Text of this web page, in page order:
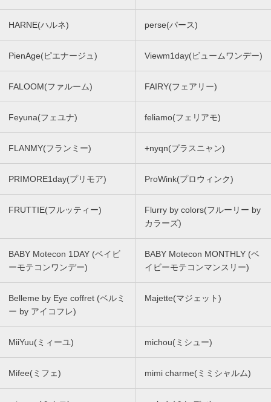
HARNE(ハルネ) perse(パース)
PienAge(ピエナージュ) Viewm1day(ビュームワンデー)
FALOOM(ファルーム) FAIRY(フェアリー)
Feyuna(フェユナ) feliamo(フェリアモ)
FLANMY(フランミー) +nyqn(プラスニャン)
PRIMORE1day(プリモア) ProWink(プロウィンク)
FRUTTIE(フルッティー)
Flurry by colors(フルーリー by
カラーズ)
BABY Motecon 1DAY (ベイビ
ーモテコンワンデー)
BABY Motecon MONTHLY (ベ
イビーモテコンマンスリー)
Belleme by Eye coffret (ベルミ
ー by アイコフレ)
Majette(マジェット)
MiiYuu(ミィーユ) michou(ミシュー)
Mifee(ミフェ) mimi charme(ミミシャルム)